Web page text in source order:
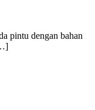
pintu dengan bahan